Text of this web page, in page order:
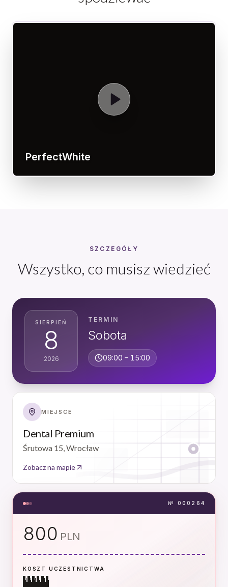
PerfectWhite
SZCZEGÓŁY
Wszystko, co musisz wiedzieć
SIERPIEŃ
8
2026
TERMIN
Sobota
09:00 – 15:00
MIEJSCE
Dental Premium
Śrutowa 15, Wrocław
Zobacz na mapie
№ 000264
800 PLN
KOSZT UCZESTNICTWA